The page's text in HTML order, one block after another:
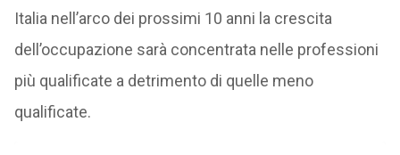
Italia nell’arco dei prossimi 10 anni la crescita
dell’occupazione sarà concentrata nelle professioni
più qualificate a detrimento di quelle meno
qualificate.